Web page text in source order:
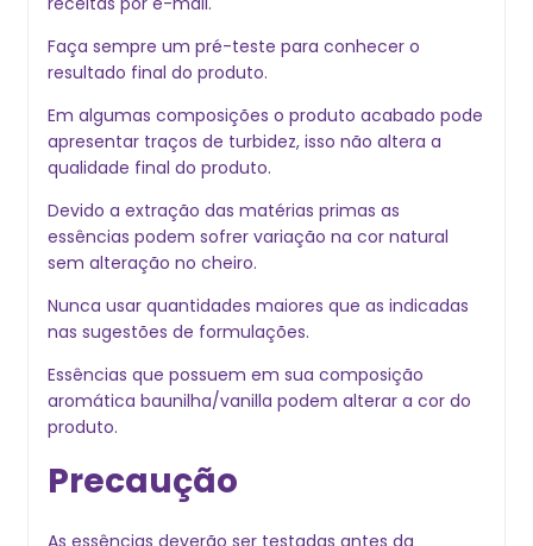
Faça sempre um pré-teste para conhecer o
resultado final do produto.
Em algumas composições o produto acabado pode
apresentar traços de turbidez, isso não altera a
qualidade final do produto.
Devido a extração das matérias primas as
essências podem sofrer variação na cor natural
sem alteração no cheiro.
Nunca usar quantidades maiores que as indicadas
nas sugestões de formulações.
Essências que possuem em sua composição
aromática baunilha/vanilla podem alterar a cor do
produto.
Precaução